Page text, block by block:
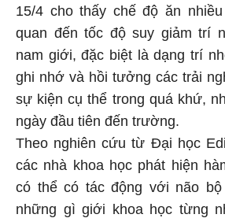
15/4 cho thấy chế độ ăn
quan đến tốc độ suy giảm trí
nam giới, đặc biệt là dạng trí
ghi nhớ và hồi tưởng các trải
sự kiện cụ thể trong quá khứ,
ngày đầu tiên đến trường.
Theo nghiên cứu từ Đại học
các nhà khoa học phát hiện
có thể có tác động với não
những gì giới khoa học từng